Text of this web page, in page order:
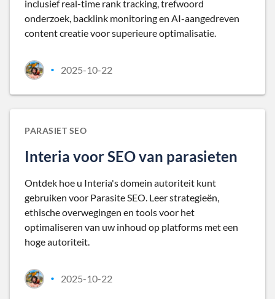
inclusief real-time rank tracking, trefwoord
onderzoek, backlink monitoring en AI-aangedreven
content creatie voor superieure optimalisatie.
• 2025-10-22
PARASIET SEO
Interia voor SEO van parasieten
Ontdek hoe u Interia's domein autoriteit kunt
gebruiken voor Parasite SEO. Leer strategieën,
ethische overwegingen en tools voor het
optimaliseren van uw inhoud op platforms met een
hoge autoriteit.
• 2025-10-22